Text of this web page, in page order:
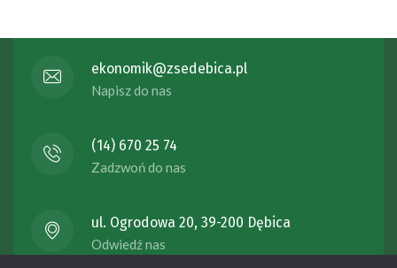
ekonomik@zsedebica.pl
Napisz do nas
(14) 670 25 74
Zadzwoń do nas
ul. Ogrodowa 20, 39-200 Dębica
Odwiedź nas